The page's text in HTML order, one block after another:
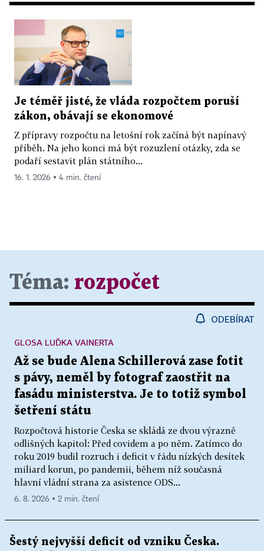
Je téměř jisté, že vláda rozpočtem poruší
zákon, obávají se ekonomové
Z přípravy rozpočtu na letošní rok začíná být napínavý
příběh. Na jeho konci má být rozuzlení otázky, zda se
podaří sestavit plán státního...
16. 1. 2026 ▪ 4 min. čtení
Téma: rozpočet
ODEBÍRAT
Až se bude Alena Schillerová zase fotit
s pávy, neměl by fotograf zaostřit na
fasádu ministerstva. Je to totiž symbol
šetření státu
Rozpočtová historie Česka se skládá ze dvou výrazně
odlišných kapitol: Před covidem a po něm. Zatímco do
roku 2019 budil rozruch i deficit v řádu nízkých desítek
miliard korun, po pandemii, během níž současná
hlavní vládní strana za asistence ODS...
GLOSA LUĎKA VAINERTA
6. 8. 2026 ▪ 2 min. čtení
Šestý nejvyšší deficit od vzniku Česka.